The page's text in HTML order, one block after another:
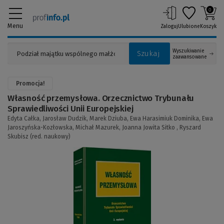
Menu
Szukaj
Wyszukiwanie
zaawansowane
ZalogujUlubione
0
Koszyk
Promocja!
(Link
Własność przemysłowa. Orzecznictwo Trybunału
Sprawiedliwości Unii Europejskiej
Edyta Całka, Jarosław Dudzik, Marek Dziuba, Ewa Harasimiuk Dominika, Ewa
Jaroszyńska-Kozłowska, Michał Mazurek, Joanna Jowita Sitko , Ryszard
Skubisz (red. naukowy)